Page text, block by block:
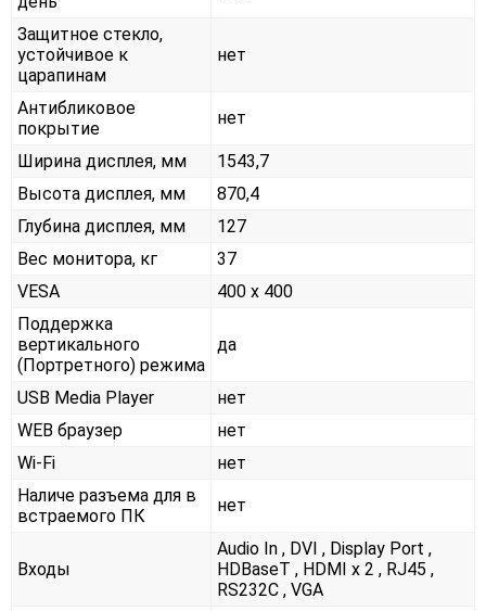
Защитное стекло,
устойчивое к
царапинам
нет
Антибликовое
покрытие
нет
Ширина дисплея, мм
1543,7
Высота дисплея, мм
870,4
Глубина дисплея, мм
127
Вес монитора, кг
37
VESA
400 x 400
Поддержка
вертикального
(Портретного) режима
да
USB Media Player
нет
WEB браузер
нет
Wi-Fi
нет
Наличе разъема для в
встраемого ПК
нет
Входы
Audio In , DVI , Display Port ,
HDBaseT , HDMI x 2 , RJ45 ,
RS232С , VGA